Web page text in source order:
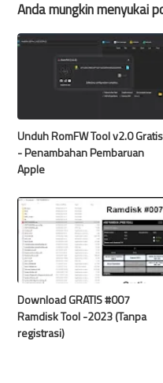
Anda mungkin menyukai
Unduh RomFW Tool v2.0 Gratis
- Penambahan Pembaruan
Apple
Download GRATIS #007
Ramdisk Tool -2023 (Tanpa
registrasi)